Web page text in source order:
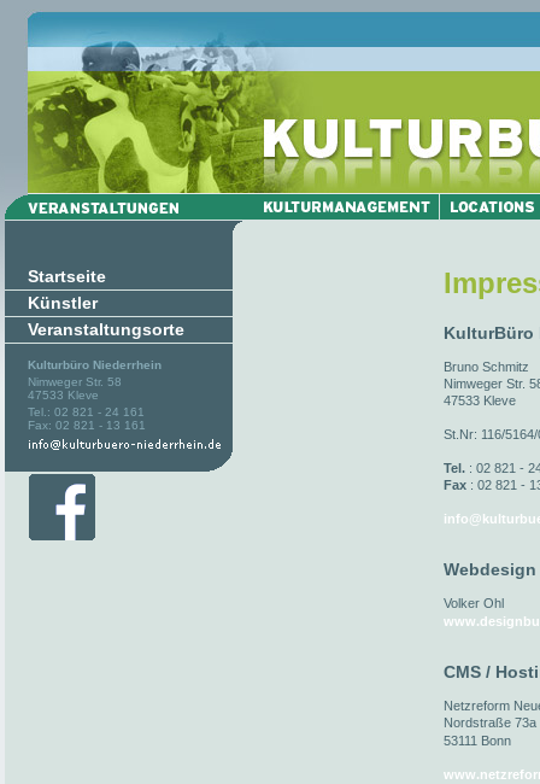
Startseite
Künstler
Veranstaltungsorte
Kulturbüro Niederrhein
Nimweger Str. 58
47533 Kleve
Tel.: 02 821 - 24 161
Fax: 02 821 - 13 161
KulturBüro
Bruno Schmitz
Nimweger Str.
47533 Kleve
St.Nr: 116/
Tel. : 02 821 -
Fax : 02 821 -
Webdesign
Volker Ohl
CMS /
Netzreform
Nordstraße 73a
53111 Bonn